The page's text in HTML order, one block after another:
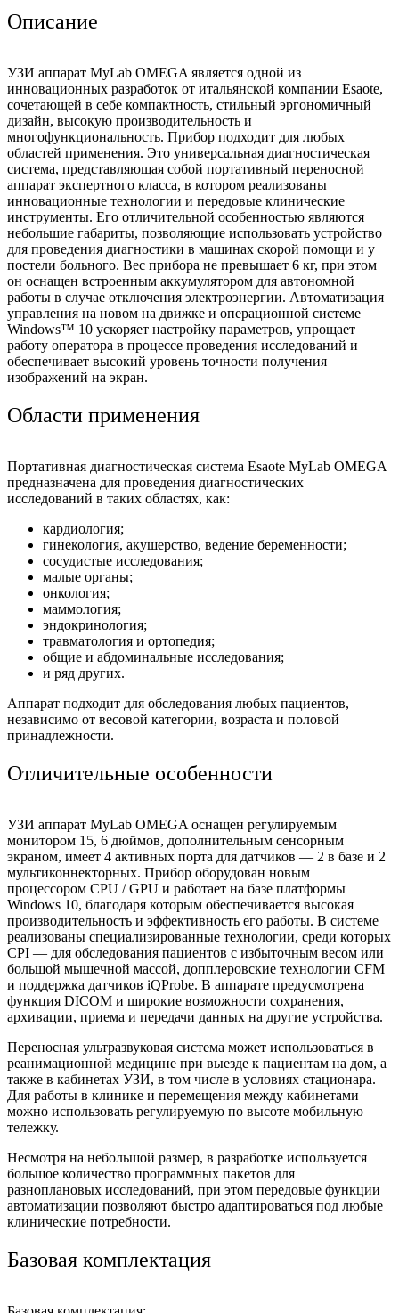
Описание
УЗИ аппарат MyLab OMEGA является одной из
инновационных разработок от итальянской компании Esaote,
сочетающей в себе компактность, стильный эргономичный
дизайн, высокую производительность и
многофункциональность. Прибор подходит для любых
областей применения. Это универсальная диагностическая
система, представляющая собой портативный переносной
аппарат экспертного класса, в котором реализованы
инновационные технологии и передовые клинические
инструменты. Его отличительной особенностью являются
небольшие габариты, позволяющие использовать устройство
для проведения диагностики в машинах скорой помощи и у
постели больного. Вес прибора не превышает 6 кг, при этом
он оснащен встроенным аккумулятором для автономной
работы в случае отключения электроэнергии. Автоматизация
управления на новом на движке и операционной системе
Windows™ 10 ускоряет настройку параметров, упрощает
работу оператора в процессе проведения исследований и
обеспечивает высокий уровень точности получения
изображений на экран.
Области применения
Портативная диагностическая система Esaote MyLab OMEGA
предназначена для проведения диагностических
исследований в таких областях, как:
кардиология;
гинекология, акушерство, ведение беременности;
сосудистые исследования;
малые органы;
онкология;
маммология;
эндокринология;
травматология и ортопедия;
общие и абдоминальные исследования;
и ряд других.
Аппарат подходит для обследования любых пациентов,
независимо от весовой категории, возраста и половой
принадлежности.
Отличительные особенности
УЗИ аппарат MyLab OMEGA оснащен регулируемым
монитором 15, 6 дюймов, дополнительным сенсорным
экраном, имеет 4 активных порта для датчиков — 2 в базе и 2
мультиконнекторных. Прибор оборудован новым
процессором CPU / GPU и работает на базе платформы
Windows 10, благодаря которым обеспечивается высокая
производительность и эффективность его работы. В системе
реализованы специализированные технологии, среди которых
CPI — для обследования пациентов с избыточным весом или
большой мышечной массой, допплеровские технологии CFM
и поддержка датчиков iQProbe. В аппарате предусмотрена
функция DICOM и широкие возможности сохранения,
архивации, приема и передачи данных на другие устройства.
Переносная ультразвуковая система может использоваться в
реанимационной медицине при выезде к пациентам на дом, а
также в кабинетах УЗИ, в том числе в условиях стационара.
Для работы в клинике и перемещения между кабинетами
можно использовать регулируемую по высоте мобильную
тележку.
Несмотря на небольшой размер, в разработке используется
большое количество программных пакетов для
разноплановых исследований, при этом передовые функции
автоматизации позволяют быстро адаптироваться под любые
клинические потребности.
Базовая комплектация